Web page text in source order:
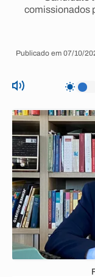
comissionados
Publicado em 07/10/